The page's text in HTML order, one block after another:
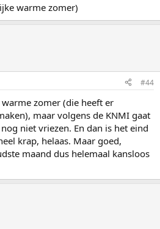
warme zomer)
#44
zomer (die heeft er
maar volgens de KNMI gaat
niet vriezen. En dan is het eind
krap, helaas. Maar goed,
maand dus helemaal kansloos